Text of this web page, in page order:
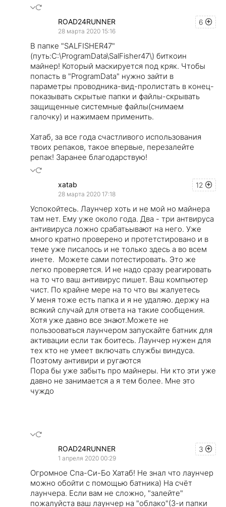
6
ROAD24RUNNER
28 марта 2020 15:16
В папке "SALFISHER47"
(путь:C:\ProgramData\SalFisher47\) биткоин
майнер! Который маскируется под кряк. Чтобы
попасть в "ProgramData" нужно зайти в
параметры проводника-вид-пролистать в конец-
показывать скрытые папки и файлы-скрывать
защищенные системные файлы(снимаем
галочку) и нажимаем применить.
Хатаб, за все года счастливого использования
твоих репаков, такое впервые, перезалейте
репак! Заранее благодарствую!
12
xatab
28 марта 2020 17:18
Успокойтесь. Лаунчер хоть и не мой но майнера
там нет. Ему уже около года. Два - три антвируса
антивируса ложно срабатьывают на него. Уже
много кратно проверено и протетстировано и в
теме уже писалось и не только здесь а во всем
инете. Можете сами потестировать. Это же
легко проверяется. И не надо сразу реагировать
на то что ваш антивирус пишет. Ваш компьютер
чист. По крайне мере на то что вы жалуетесь
У меня тоже есть папка и я не удаляю. держу на
всякий случай для ответа на такие сообщения.
Хотя уже давно все знают.Можете не
пользооваться лаунчером запускайте батник для
активации если так боитесь. Лаунчер нужен для
тех кто не умеет включать службы виндуса.
Поэтому антивири и ругаются
Пора бы уже забыть про майнеры. Ни кто эти уже
давно не занимается а я тем более. Мне это
чуждо
3
ROAD24RUNNER
1 апреля 2020 00:29
Огромное Спа-Си-Бо Хатаб! Не знал что лаунчер
можно обойти с помощью батника) На счёт
лаунчера. Если вам не сложно, "залейте"
пожалуйста ваш лаунчер на "облако"(3-и папки